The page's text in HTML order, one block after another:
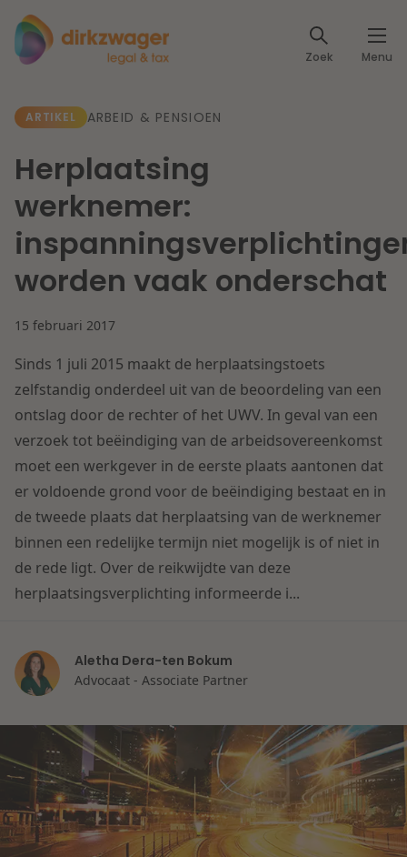
Zoek Menu
Expertises
Fiscaal
Arbeid & Pensioen
IE & Innovatie
Herstructurering & Insolventie
Energie
Zorg & Sociaal domein
Vastgoed
Overheid & Omgeving
Aanbesteding & Mededinging
Aansprakelijkheid & Verzekering
Litigation
Lees meer
Lees meer
Dichtbij de kansen en uitdagingen in de
woningbouw
Dichtbij de wendbare onderneming
Lees meer
Artikelen
Klantcases
Events
Specialisten
Internationale partners
Nieuws
Werken bij
Contact
Nederlands
ARTIKEL ARBEID & PENSIOEN
Herplaatsing
werknemer:
worden vaak onderschat
15 februari 2017
Sinds 1 juli 2015 maakt de herplaatsingstoets
zelfstandig onderdeel uit van de beoordeling van een
ontslag door de rechter of het UWV. In geval van een
verzoek tot beëindiging van de arbeidsovereenkomst
moet een werkgever in de eerste plaats aantonen dat
er voldoende grond voor de beëindiging bestaat en in
de tweede plaats dat herplaatsing van de werknemer
binnen een redelijke termijn niet mogelijk is of niet in
de rede ligt. Over de reikwijdte van deze
herplaatsingsverplichting informeerde i...
Aletha Dera-ten Bokum
Advocaat - Associate Partner